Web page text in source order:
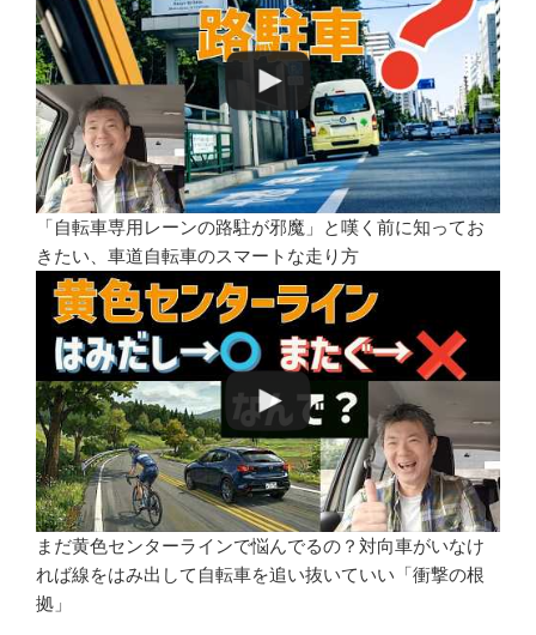
「自転車専用レーンの路駐が邪魔」と嘆く前に知ってお
きたい、車道自転車のスマートな走り方
まだ黄色センターラインで悩んでるの？対向車がいなけ
れば線をはみ出して自転車を追い抜いていい「衝撃の根
拠」